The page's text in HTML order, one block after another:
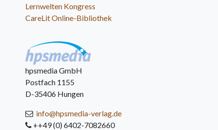
Lernwelten Kongress
CareLit Online-Bibliothek
hpsmedia GmbH
Postfach 1155
D-35406 Hungen
info@hpsmedia-verlag.de
++49 (0) 6402-7082660